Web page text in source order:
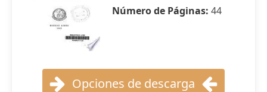
Número de Páginas: 44
Opciones de descarga